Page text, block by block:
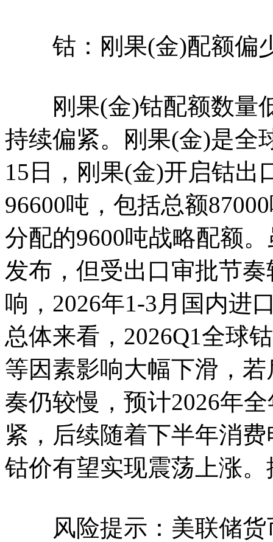
钴：刚果(金)配额偏
刚果(金)钴配额数量
持续偏紧。刚果(金)是全
15日，刚果(金)开启钴出
96600吨，包括总额
分配的9600吨战略配额
发布，但受出口审批节
响，2026年1-3月国内进
总体来看，2026Q1全球
等因素影响大幅下滑，
奏仍较慢，预计2026年
紧，后续随着下半年消
钴价有望实现震荡上涨
风险提示：美联储货